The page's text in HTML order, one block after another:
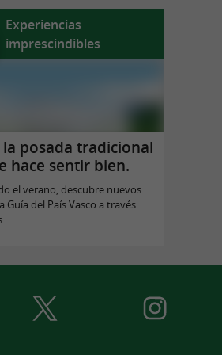
Experiencias
imprescindibles
posada tradicional
hace sentir bien.
el verano, descubre nuevos
Guía del País Vasco a través
...